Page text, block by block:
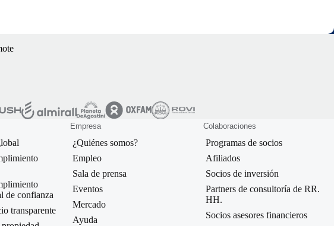
de confianza
transparente
Empresa
¿Quiénes somos?
Empleo
Sala de prensa
Eventos
Mercado
Ayuda
Colaboraciones
Programas de socios
Afiliados
Socios de inversión
Partners de consultoría de RR.
HH.
Socios asesores financieros